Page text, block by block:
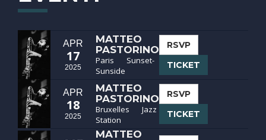
APR
17
2025
MATTEO
PASTORINO
Paris
Sunset-
Sunside
RSVP
TICKET
APR
18
2025
MATTEO
PASTORINO
Bruxelles
Jazz
Station
RSVP
TICKET
MATTEO